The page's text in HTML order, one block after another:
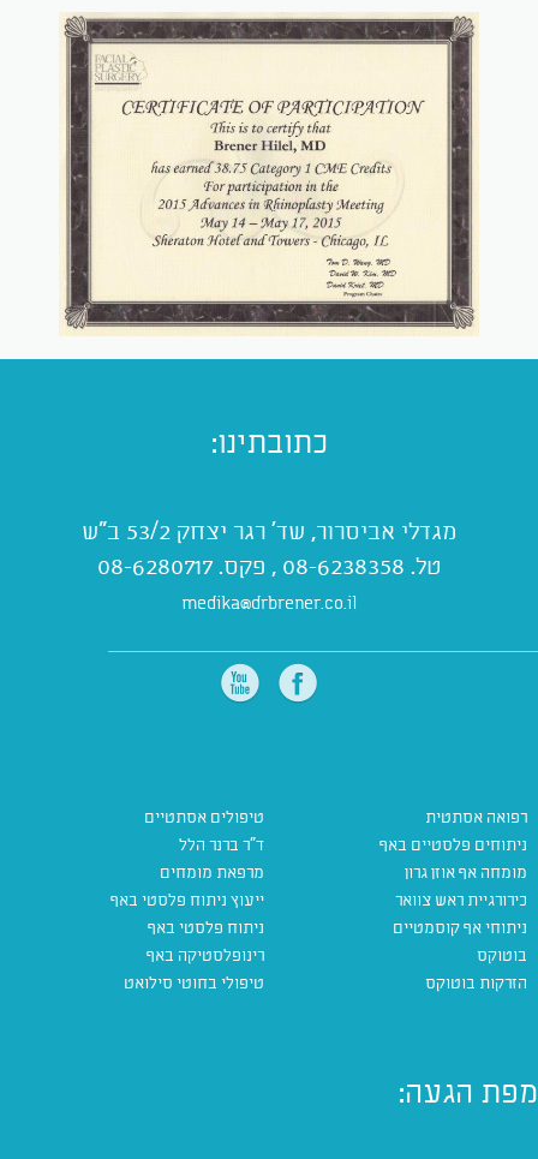
כתובתינו:
מגדלי אביסרור, שד' רגר יצחק 53/2 ב"ש
טל. 08-6238358 , פקס. 08-6280717
medika@drbrener.co.il
רפואה אסתטית
ניתוחים פלסטיים באף
מומחה אף אוזן גרון
כירורגיית ראש צוואר
ניתוחי אף קוסמטיים
בוטוקס
הזרקות בוטוקס
טיפולים אסתטיים
ד"ר ברנר הלל
מרפאת מומחים
ייעוץ ניתוח פלסטי באף
ניתוח פלסטי באף
רינופלסטיקה באף
טיפולי בחוטי סילואט
מפת הגעה: